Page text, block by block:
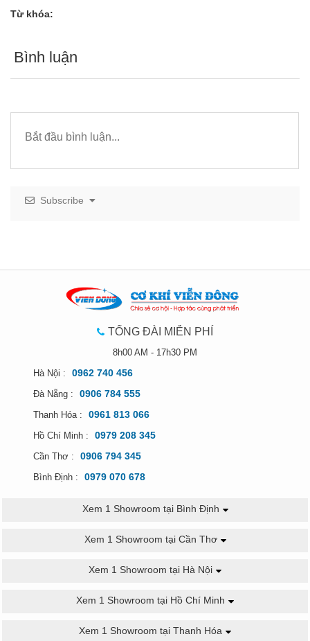
Từ khóa:
Bình luận
Subscribe
TỔNG ĐÀI MIỄN PHÍ
8h00 AM - 17h30 PM
Hà Nội :
0962 740 456
Đà Nẵng : 0906 784 555
Thanh Hóa : 0961 813 066
Hồ Chí Minh : 0979 208 345
Cần Thơ : 0906 794 345
Bình Định : 0979 070 678
Xem 1 Showroom tại Bình Định
Xem 1 Showroom tại Cần Thơ
Xem 1 Showroom tại Hà Nội
Xem 1 Showroom tại Hồ Chí Minh
Xem 1 Showroom tại Thanh Hóa